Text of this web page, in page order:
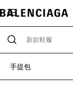
手提包